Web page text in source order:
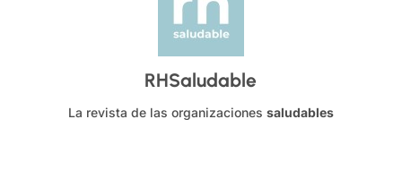
RHSaludable
La revista de las organizaciones saludables